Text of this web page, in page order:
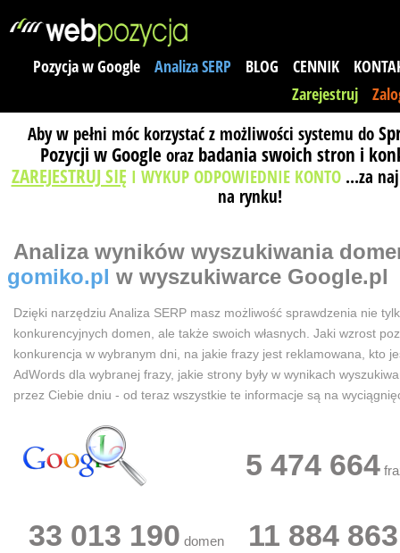
Pozycja w Google Analiza SERP BLOG CENNIK
Zarejestruj
Aby w pełni móc korzystać z możliwości systemu do
Pozycji w Google oraz badania swoich stron i
ZAREJESTRUJ SIĘ I WYKUP ODPOWIEDNIE KONTO ...za
na rynku!
Analiza wyników wyszukiwania
gomiko.pl w wyszukiwarce Google.pl
Dzięki narzędziu Analiza SERP masz możliwość sprawdzenia nie
konkurencyjnych domen, ale także swoich własnych. Jaki wzrost
konkurencja w wybranym dni, na jakie frazy jest reklamowana, kto
AdWords dla wybranej frazy, jakie strony były w wynikach
przez Ciebie dniu - od teraz wszystkie te informacje są na
5 474 664
33 013 190 domen 11 884 863